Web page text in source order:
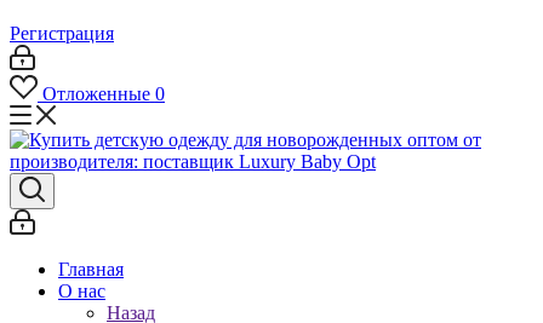
Регистрация
Отложенные 0
Главная
О нас
Назад